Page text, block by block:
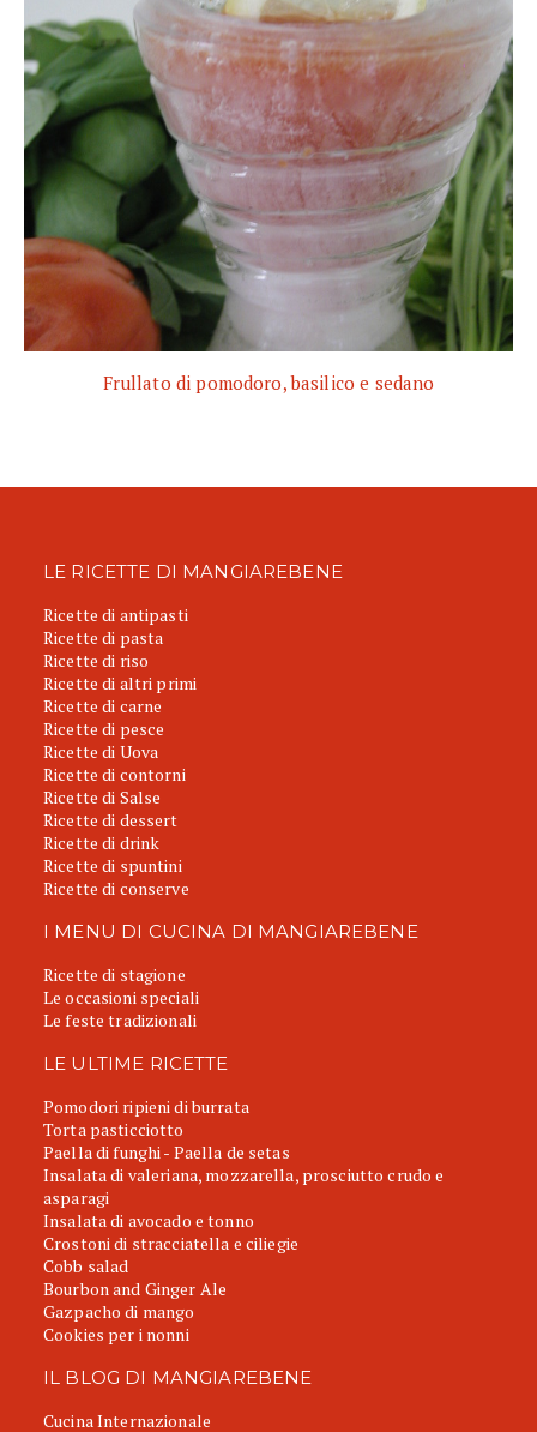
Frullato di pomodoro, basilico e sedano
LE RICETTE DI MANGIAREBENE
Ricette di antipasti
Ricette di pasta
Ricette di riso
Ricette di altri primi
Ricette di carne
Ricette di pesce
Ricette di Uova
Ricette di contorni
Ricette di Salse
Ricette di dessert
Ricette di drink
Ricette di spuntini
Ricette di conserve
I MENU DI CUCINA DI MANGIAREBENE
Ricette di stagione
Le occasioni speciali
Le feste tradizionali
LE ULTIME RICETTE
Pomodori ripieni di burrata
Torta pasticciotto
Paella di funghi - Paella de setas
Insalata di valeriana, mozzarella, prosciutto crudo e
asparagi
Insalata di avocado e tonno
Crostoni di stracciatella e ciliegie
Cobb salad
Bourbon and Ginger Ale
Gazpacho di mango
Cookies per i nonni
IL BLOG DI MANGIAREBENE
Cucina Internazionale